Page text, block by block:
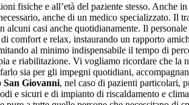
fisiche e all’età del paziente stesso. Anche
anche di un medico specializzato.
alcuni casi anche quotidianamente. Il
comfort e relax, instaurando un rapporto
al minimo indispensabile il tempo di
e riabilitazione. Vi vogliamo ricordare che la
sia per gli impegni quotidiani,
Giovanni, nel caso di pazienti particolari,
e sicuri e di impianto di riscaldamento e